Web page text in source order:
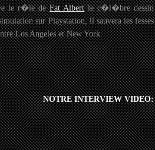
le r�le deFat Albertle c�l�bre dessin
sur Playstation, il sauvera les fesses
Los Angeles et New York.
NOTRE INTERVIEW VIDEO: